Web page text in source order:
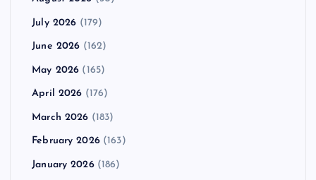
July 2026 (179)
June 2026 (162)
May 2026 (165)
April 2026 (176)
March 2026 (183)
February 2026(163)
January 2026(186)